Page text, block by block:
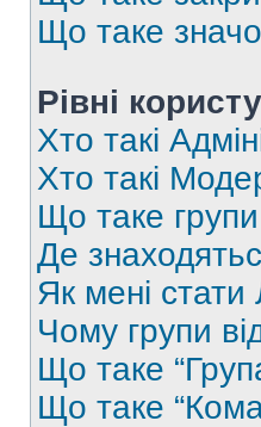
Що таке
Рівні
Хто такі
Хто такі
Що таке групи
Де
Як мені стати
Чому групи
Що таке
Що таке